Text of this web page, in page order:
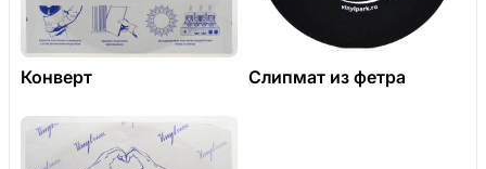
Конверт Слипмат из фетра